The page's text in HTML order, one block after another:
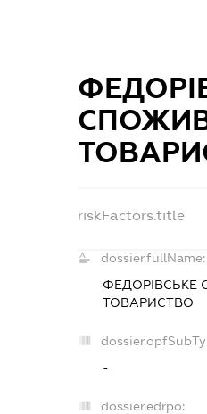
riskFactors.title
dossier.fullName:
ФЕДОРІВСЬКЕ
ТОВАРИСТВО
-
dossier.edrpo: